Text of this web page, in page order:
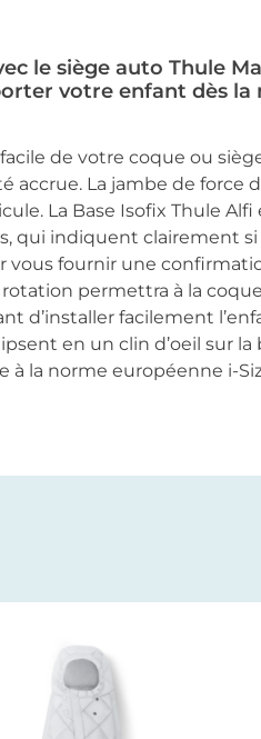
le siège auto Thule
votre enfant dès la
de votre coque ou
La jambe de force
La Base Isofix Thule
indiquent clairement si
fournir une
permettra à la
d’installer facilement
en un clin d’oeil sur
à la norme européenne i-